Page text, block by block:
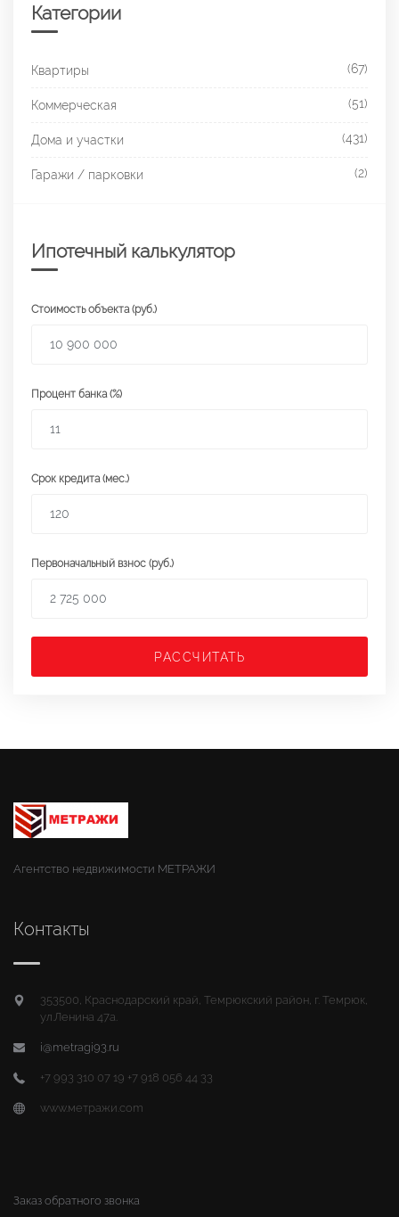
Категории
Квартиры (67)
Коммерческая (51)
Дома и участки (431)
Гаражи / парковки (2)
Ипотечный калькулятор
Стоимость объекта (руб.)
Процент банка (%)
Срок кредита (мес.)
Первоначальный взнос (руб.)
РАССЧИТАТЬ
Агентство недвижимости МЕТРАЖИ
Контакты
353500, Краснодарский край, Темрюкский район, г. Темрюк,
ул.Ленина 47а.
i@metragi93.ru
+7 993 310 07 19 +7 918 056 44 33
www.метражи.com
Заказ обратного звонка